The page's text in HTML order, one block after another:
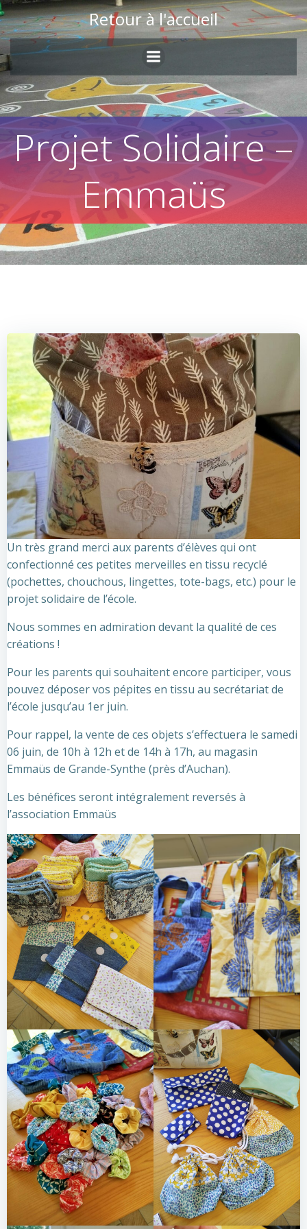
Skip
to
content
Retour à l'accueil
Projet Solidaire –
Emmaüs
Un très grand merci aux parents d’élèves qui ont
confectionné ces petites merveilles en tissu recyclé
(pochettes, chouchous, lingettes, tote-bags, etc.) pour le
projet solidaire de l’école.
Nous sommes en admiration devant la qualité de ces
créations !
Pour les parents qui souhaitent encore participer, vous
pouvez déposer vos pépites en tissu au secrétariat de
l’école jusqu’au 1er juin.
Pour rappel, la vente de ces objets s’effectuera le samedi
06 juin, de 10h à 12h et de 14h à 17h, au magasin
Emmaüs de Grande-Synthe (près d’Auchan).
Les bénéfices seront intégralement reversés à
l’association Emmaüs